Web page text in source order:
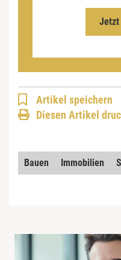
Jetzt
Artikel speichern
Diesen Artikel
Bauen Immobilien